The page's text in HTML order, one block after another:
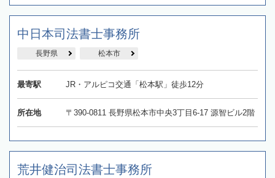
中日本司法書士事務所
長野県 松本市
最寄駅 JR・アルピコ交通「松本駅」徒歩12分
所在地 〒390-0811 長野県松本市中央3丁目6-17 源智ビル2階
荒井健治司法書士事務所